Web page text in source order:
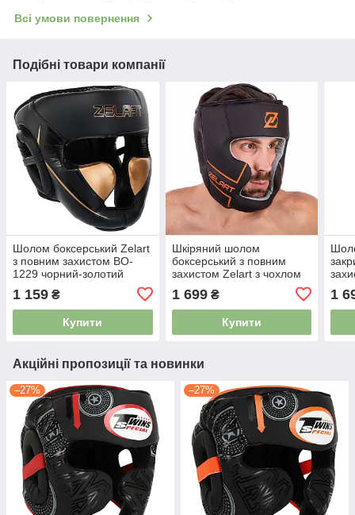
Всі умови повернення
Подібні товари компанії
Шолом боксерський Zelart
з повним захистом BO-
1229 чорний-золотий
1 159 ₴
Купити
Шкіряний шолом
боксерський з повним
захистом Zelart з чохлом
помаранчевий
1 699₴
Купити
1
Акційні пропозиції та новинки
–27% –27%